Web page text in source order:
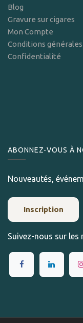
Blog
Gravure sur cigares
Mon Compte
Conditions générales
Confidentialité
ABONNEZ-VOUS À
Nouveautés,
Inscription
Suivez-nous sur les